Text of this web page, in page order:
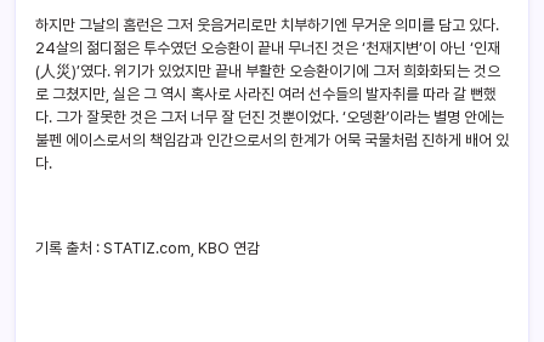
하지만 그날의 홈런은 그저 웃음거리로만 치부하기엔 무거운 의미를 담고 있다.
24살의 젊디젊은 투수였던 오승환이 끝내 무너진 것은 ‘천재지변’이 아닌 ‘인재
(人災)’였다. 위기가 있었지만 끝내 부활한 오승환이기에 그저 희화화되는 것으
로 그쳤지만, 실은 그 역시 혹사로 사라진 여러 선수들의 발자취를 따라 갈 뻔했
다. 그가 잘못한 것은 그저 너무 잘 던진 것뿐이었다. ‘오뎅환’이라는 별명 안에는
불펜 에이스로서의 책임감과 인간으로서의 한계가 어묵 국물처럼 진하게 배어 있
다.
기록 출처 : STATIZ.com, KBO 연감